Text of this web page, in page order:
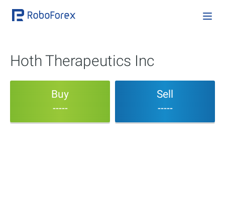
Hoth Therapeutics Inc
Buy
-----
Sell
-----